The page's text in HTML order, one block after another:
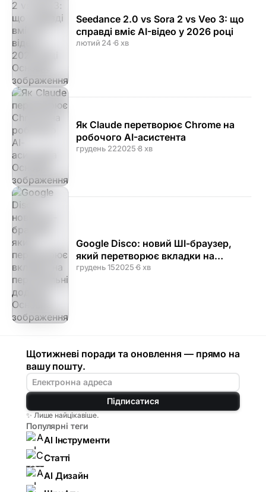
Seedance 2.0 vs Sora 2 vs Veo 3: що
справді вміє AI-відео у 2026 році
лютий 24·6 хв
Як Claude перетворює Chrome на
робочого AI-асистента
грудень 222025·8 хв
Google Disco: новий ШІ-браузер,
який перетворює вкладки на
персональні додатки
грудень 152025·6 хв
Щотижневі поради та оновлення — прямо на
вашу пошту.
Підписатися
✨ Лише найцікавіше.
Популярні теги
AI Інструменти
Статті
AI Дизайн